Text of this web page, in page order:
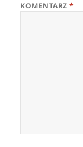
KOMENTARZ*